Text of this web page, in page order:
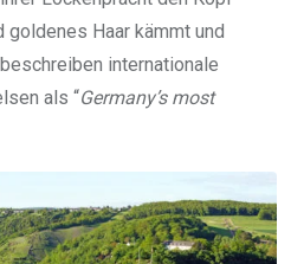
Haar kämmt und
internationale
als “Germany’s most